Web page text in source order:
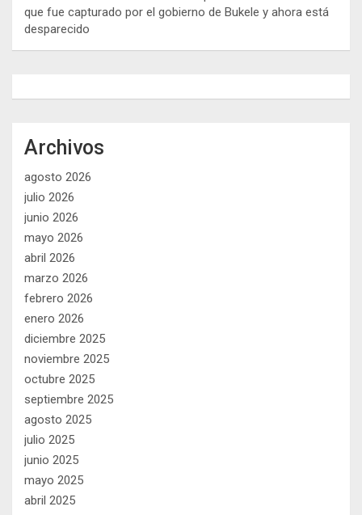
que fue capturado por el gobierno de Bukele y ahora está
desparecido
Archivos
agosto 2026
julio 2026
junio 2026
mayo 2026
abril 2026
marzo 2026
febrero 2026
enero 2026
diciembre 2025
noviembre 2025
octubre 2025
septiembre 2025
agosto 2025
julio 2025
junio 2025
mayo 2025
abril 2025